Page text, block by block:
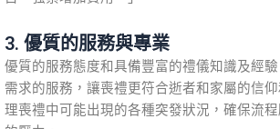
3. 優質的服務與專業
優質的服務態度和具備豐富的禮儀知識及經
需求的服務，讓喪禮更符合逝者和家屬的信
理喪禮中可能出現的各種突發狀況，確保流